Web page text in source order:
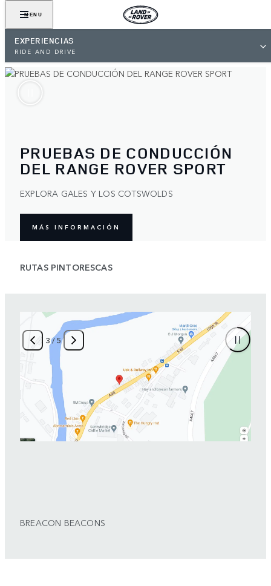
MENU
EXPERIENCIAS
RIDE AND DRIVE
PRUEBAS DE CONDUCCIÓN
DEL RANGE ROVER SPORT
EXPLORA GALES Y LOS COTSWOLDS
MÁS INFORMACIÓN
RUTAS PINTORESCAS
3/5
BREACON BEACONS